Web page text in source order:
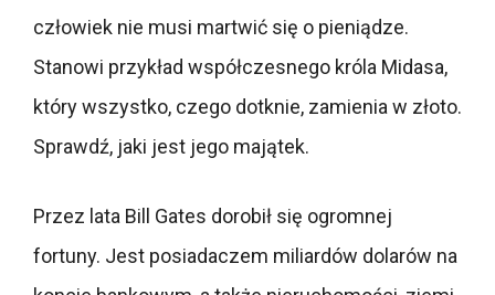
człowiek nie musi martwić się o pieniądze.
Stanowi przykład współczesnego króla Midasa,
który wszystko, czego dotknie, zamienia w złoto.
Sprawdź, jaki jest jego majątek.
Przez lata Bill Gates dorobił się ogromnej
fortuny. Jest posiadaczem miliardów dolarów na